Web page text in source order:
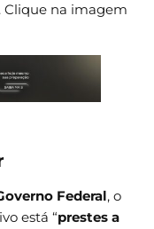
Clique na imagem
Federal, o
está “prestes a